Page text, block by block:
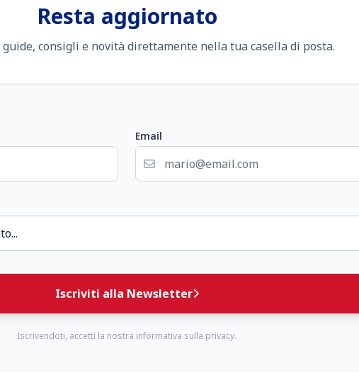
Resta aggiornato
guide, consigli e novità direttamente nella tua casella di posta.
Email
Iscriviti alla Newsletter
Iscrivendoti, accetti la nostra informativa sulla privacy.